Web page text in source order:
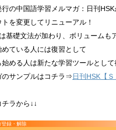
行の中国語学習メルマガ：日刊HSK
トを変更してリニューアル！
基礎文法が加わり、ボリュームも
めている人には復習として
始める人は新たな学習ツールとして
のサンプルはコチラ⇒日刊HSK【Ｓ
ラから↓↓
登録・解除